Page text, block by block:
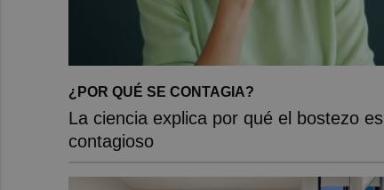
¿POR QUÉ SE CONTAGIA?
La ciencia explica por qué el bostezo es
contagioso